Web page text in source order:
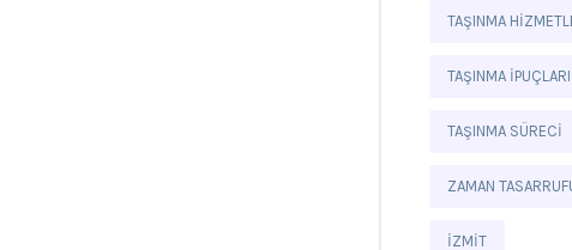
TAŞINMA
TAŞINMA IPUÇLARI
TAŞINMA SÜRECI
ZAMAN
İZMIT